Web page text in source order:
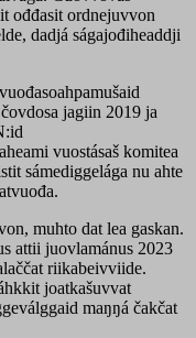
ođđasit ordnejuvvon
dadjá ságajođiheaddji
jagiin 2019 ja
vuostásaš komitea
sámediggelága nu ahte
muhto dat lea gaskan.
attii juovlamánus 2023
riikabeivviide.
joatkašuvvat
maŋŋá čakčat